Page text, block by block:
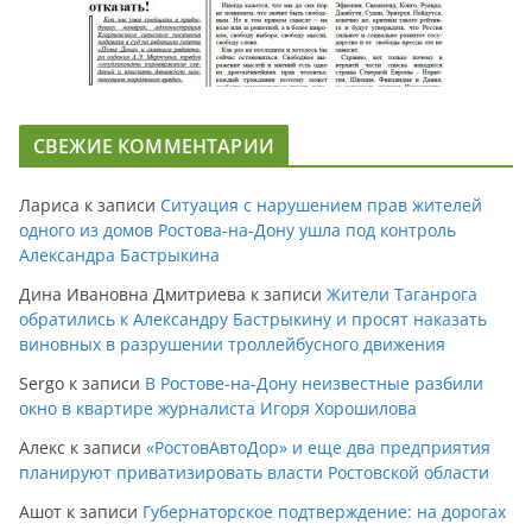
СВЕЖИЕ КОММЕНТАРИИ
Лариса к записи Ситуация с нарушением прав жителей
одного из домов Ростова-на-Дону ушла под контроль
Александра Бастрыкина
Дина Ивановна Дмитриева к записи Жители Таганрога
обратились к Александру Бастрыкину и просят наказать
виновных в разрушении троллейбусного движения
Sergo к записи В Ростове-на-Дону неизвестные разбили
окно в квартире журналиста Игоря Хорошилова
Алекс к записи «РостовАвтоДор» и еще два предприятия
планируют приватизировать власти Ростовской области
Ашот к записи Губернаторское подтверждение: на дорогах